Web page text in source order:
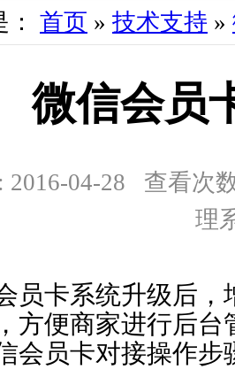
首页 » 技术支持 »
微信会员
2016-04-28 查看次
理
员卡系统升级后
方便商家进行后
会员卡对接操作步